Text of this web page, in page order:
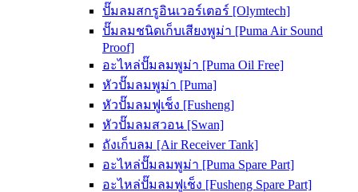
ปั๊มลมสกรูอินเวอร์เตอร์ [Olymtech]
ปั๊มลมชนิดเก็บเสียงพูม่า [Puma Air Sound
Proof]
อะไหล่ปั๊มลมพูม่า [Puma Oil Free]
หัวปั๊มลมพูม่า [Puma]
หัวปั๊มลมฟูเช็ง [Fusheng]
หัวปั๊มลมสวอน [Swan]
ถังเก็บลม [Air Receiver Tank]
อะไหล่ปั๊มลมพูม่า [Puma Spare Part]
อะไหล่ปั๊มลมฟูเช็ง [Fusheng Spare Part]